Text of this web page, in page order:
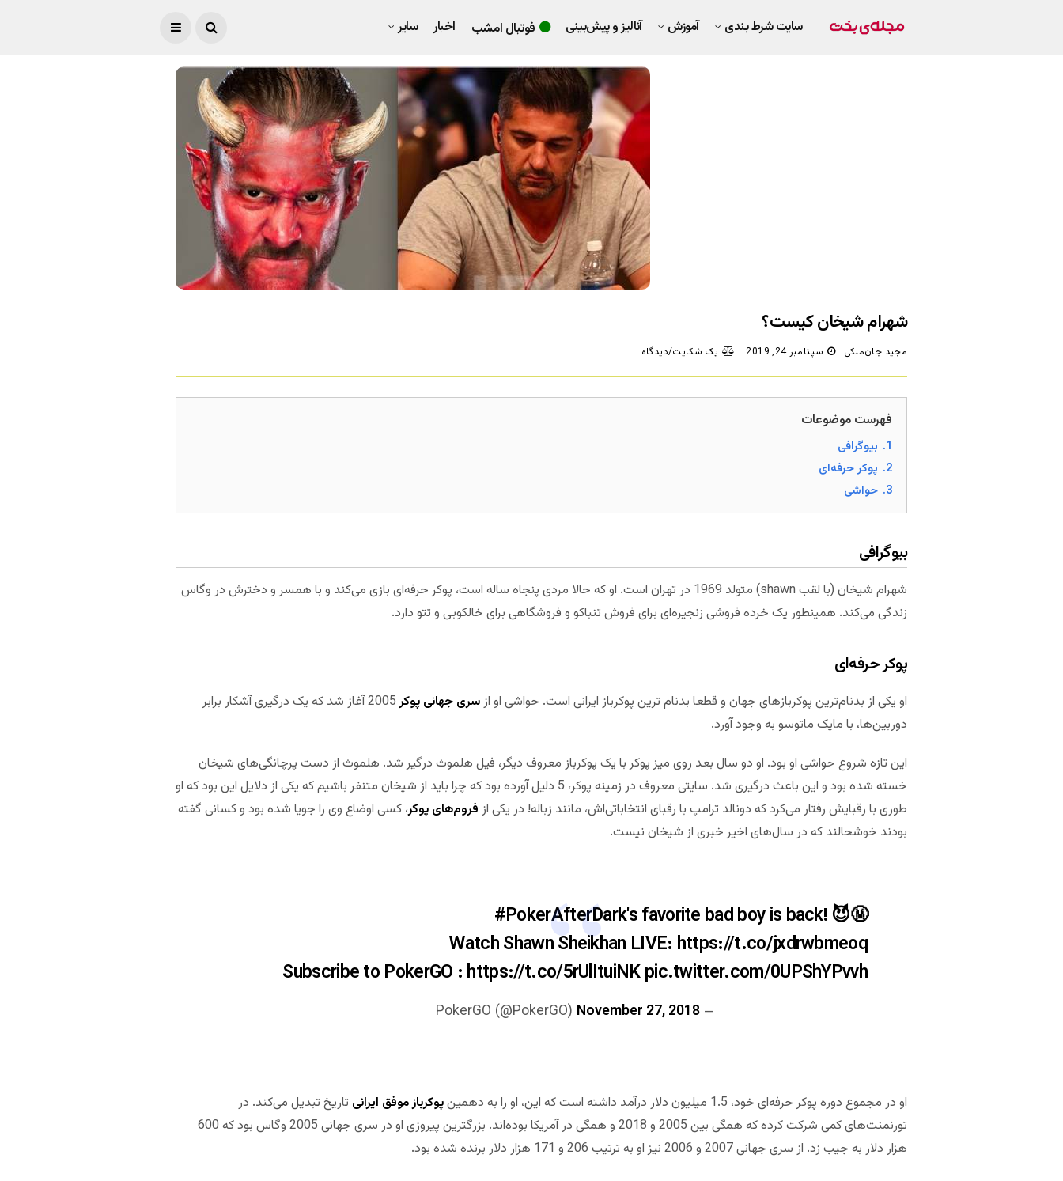
سایت شرط بندی آموزش آنالیز و پیش‌بینی فوتبال امشب اخبار سایر
شهرام شیخان کیست؟
مجید جان‌ملکی سپتامبر 24, 2019 یک شکایت/دیدگاه
فهرست موضوعات
1. بیوگرافی
2. پوکر حرفه‌ای
3. حواشی
بیوگرافی
شهرام شیخان (با لقب shawn) متولد 1969 در تهران است. او که حالا مردی پنجاه ساله است، پوکر حرفه‌ای بازی می‌کند و با همسر و دخترش در وگاس
زندگی می‌کند. همینطور یک خرده فروشی زنجیره‌ای برای فروش تنباکو و فروشگاهی برای خالکوبی و تتو دارد.
پوکر حرفه‌ای
او یکی از بدنام‌ترین پوکربازهای جهان و قطعا بدنام ترین پوکرباز ایرانی است. حواشی او ازسری جهانی پوکر
2005 آغاز شد که یک درگیری آشکار برابر
دوربین‌ها، با مایک ماتوسو به وجود آورد.
این تازه شروع حواشی او بود. او دو سال بعد روی میز پوکر با یک پوکرباز معروف دیگر، فیل هلموث درگیر شد. هلموث از دست پرچانگی‌های شیخان
خسته شده بود و این باعث درگیری شد. سایتی معروف در زمینه پوکر، 5 دلیل آورده بود که چرا باید از شیخان متنفر باشیم که یکی از دلایل این بود که او
طوری با رقبایش رفتار می‌کرد که دونالد ترامپ با رقبای انتخاباتی‌اش، مانند زباله! در یکی از فروم‌های پوکر، کسی اوضاع وی را جویا شده بود و کسانی گفته
بودند خوشحالند که در سال‌های اخیر خبری از شیخان نیست.
#PokerAfterDark's favorite bad boy is back! 😈🤬
Watch Shawn Sheikhan LIVE: https://t.co/jxdrwbmeoq
Subscribe to PokerGO :https://t.co/5rUlItuiNKpic.twitter.com/0UPShYPvvh
— PokerGO (@PokerGO)
November 27, 2018
او در مجموع دوره پوکر حرفه‌ای خود، 1.5 میلیون دلار درآمد داشته است که این، او را به دهمین پوکرباز موفق ایرانی تاریخ تبدیل می‌کند. در
تورنمنت‌های کمی شرکت کرده که همگی بین 2005 و 2018 و همگی در آمریکا بوده‌اند. بزرگترین پیروزی او در سری جهانی 2005 وگاس بود که 600
هزار دلار به جیب زد. از سری جهانی 2007 و 2006 نیز او به ترتیب 206 و 171 هزار دلار برنده شده بود.